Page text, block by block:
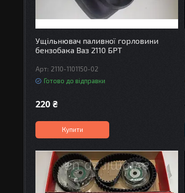
Ущільнювач паливної горловини
бензобака Ваз 2110 БРТ
2110-1101150-02
Готово до відправки
220 ₴
Купити